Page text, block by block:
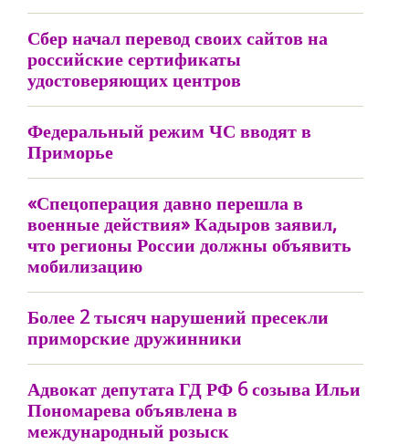
Сбер начал перевод своих сайтов на
российские сертификаты
удостоверяющих центров
Федеральный режим ЧС вводят в
Приморье
«Спецоперация давно перешла в
военные действия» Кадыров заявил,
что регионы России должны объявить
мобилизацию
Более 2 тысяч нарушений пресекли
приморские дружинники
Адвокат депутата ГД РФ 6 созыва Ильи
Пономарева объявлена в
международный розыск